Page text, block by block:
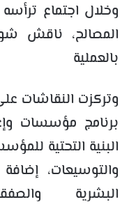
وخلال اجتماع
المصالح، ناقش
وتركزت النقاشات
برنامج مؤسسات
البنية التحتية
والتوسيعات،
البشرية